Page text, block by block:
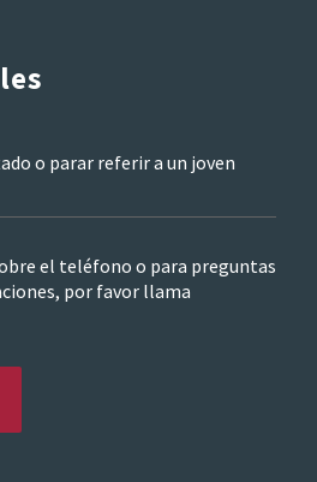
o parar referir a un joven
el teléfono o para preguntas
por favor llama